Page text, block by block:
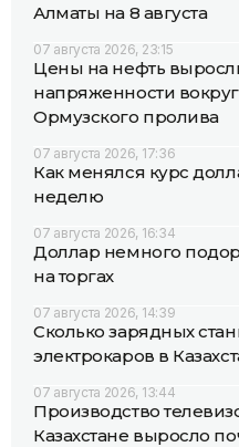
Алматы на 8 августа
07 августа 2026, 23:15
Цены на нефть
напряженности вокруг
Ормузского пролива
07 августа 2026, 17:36
Как менялся курс
неделю
07 августа 2026, 16:34
Доллар немного
на торгах
07 августа 2026, 14:39
Сколько зарядных
электрокаров в
07 августа 2026, 13:44
Производство
Казахстане выросло